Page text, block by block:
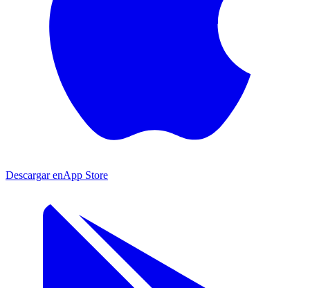
Descargar enApp Store